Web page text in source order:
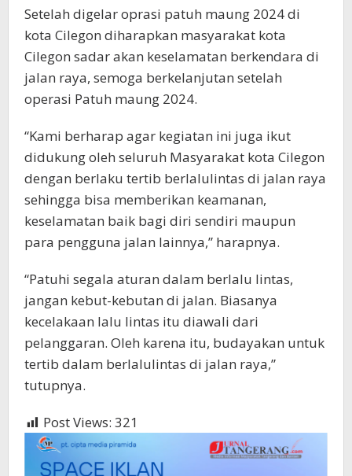
Setelah digelar oprasi patuh maung 2024 di
kota Cilegon diharapkan masyarakat kota
Cilegon sadar akan keselamatan berkendara di
jalan raya, semoga berkelanjutan setelah
operasi Patuh maung 2024.
“Kami berharap agar kegiatan ini juga ikut
didukung oleh seluruh Masyarakat kota Cilegon
dengan berlaku tertib berlalulintas di jalan raya
sehingga bisa memberikan keamanan,
keselamatan baik bagi diri sendiri maupun
para pengguna jalan lainnya,” harapnya.
“Patuhi segala aturan dalam berlalu lintas,
jangan kebut-kebutan di jalan. Biasanya
kecelakaan lalu lintas itu diawali dari
pelanggaran. Oleh karena itu, budayakan untuk
tertib dalam berlalulintas di jalan raya,”
tutupnya.
Post Views: 321